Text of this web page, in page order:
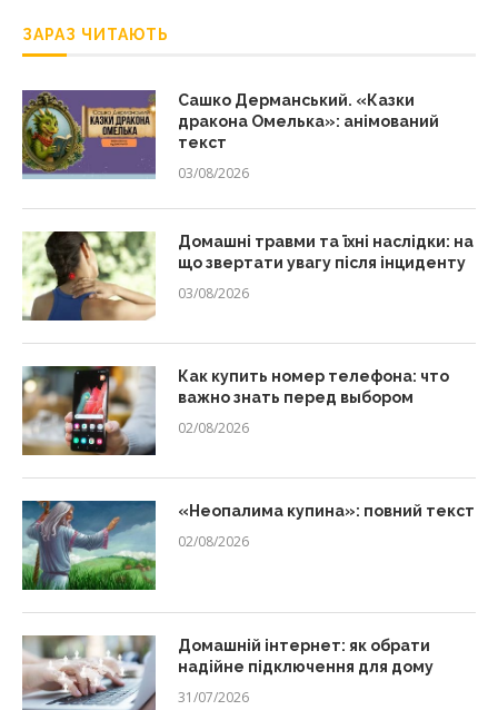
ЗАРАЗ ЧИТАЮТЬ
Сашко Дерманський. «Казки
дракона Омелька»: анімований
текст
03/08/2026
Домашні травми та їхні наслідки: на
що звертати увагу після інциденту
03/08/2026
Как купить номер телефона: что
важно знать перед выбором
02/08/2026
«Неопалима купина»: повний текст
02/08/2026
Домашній інтернет: як обрати
надійне підключення для дому
31/07/2026